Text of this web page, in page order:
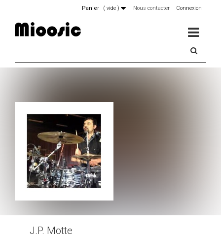
Connexion
Nous contacter
Panier ( vide )
MENU
J.P. Motte